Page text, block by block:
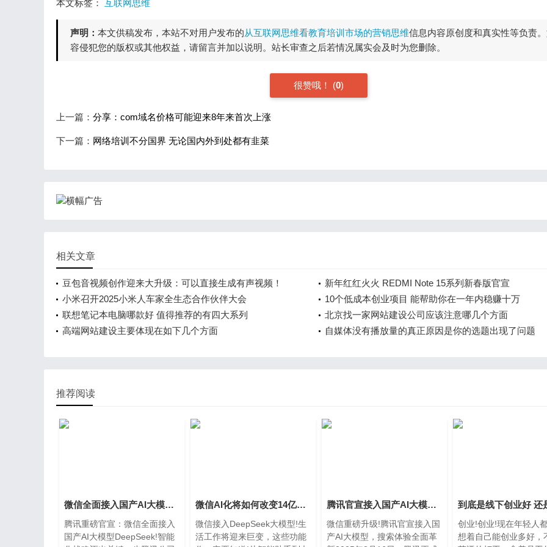
本文标签： 互联网思维
声明： 本文供稿发布，本站不对用户发布的从互联网思维看教育培训市场的营销思维信息内容原创度和真实性等负责
容侵犯您的版权或其他权益，请留言并加以说明。站长审查之后若情况属实会及时为您删除。
很赞哦！ (0)
上一篇： 分享：com域名价格可能迎来8年来首次上涨
下一篇： 网络培训不分国界 无论国内外到处都有韭菜
相关文章
豆包音视频创作迎来大升级：可以直接生成有声视频！
新年红红火火 REDMI Note 15系列新春版官宣
小米召开2025小米人车家全生态合作伙伴大会
10个低成本创业项目 能帮助你在一年内稳赚十万
联想笔记本电脑哪款好 值得推荐的有四大系列
北京找一家网站建设公司应该注意哪几个方面
高端网站建设主要体现在如下几个方面
自媒体没有播放量的真正原因是你的选题出现了问题
推荐阅读
微信全面接入国产AI大模型DeepSeek!智能化战略迈出关键一步
腾讯重磅官宣：微信全面接入
国产AI大模型DeepSeek!智能
微信AI化将如何改变14亿用户的日常?
微信接入DeepSeek大模型!生
活工作将迎来巨变，这些功能
腾讯官宣接入国产AI大模型，搜索体验全面革新
微信重磅升级!腾讯官宣接入国
产AI大模型，搜索体验全面革
创业!创业!现在年轻人
想着自己能创业多好，